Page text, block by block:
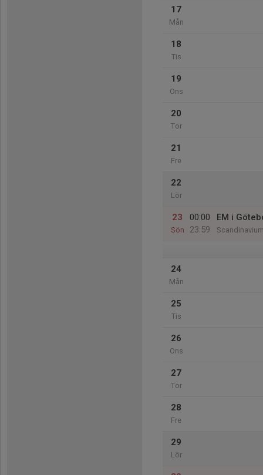
17
Mån
18
Tis
19
Ons
20
Tor
21
Fre
22
Lör
23
Sön
00:00
23:59
EM i
24
Mån
25
Tis
26
Ons
27
Tor
28
Fre
29
Lör